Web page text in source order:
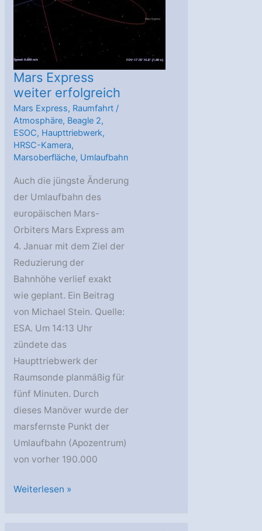
Mars Express
weiter erfolgreich
Mars Express, Raumfahrt /
Atmosphäre, Beagle 2,
ESOC, Haupttriebwerk,
HRSC-Kamera,
Marsoberfläche, Umlaufbahn
Auch die jüngste Änderung
der Umlaufbahn des
europäischen Mars-
Orbiters Mars Express am
4. Januar mit dem Ziel der
Reduzierung der
Bahnhöhe verlief exakt
wie geplant. Ein Beitrag
von Michael Stein. Quelle:
ESA. Um 14:13 Uhr
zündete das
Haupttriebwerk der
Raumsonde planmäßig für
fünf Minuten. Durch
dieses Manöver wurde der
marsfernste Punkt der
Umlaufbahn (Apozentrum)
von vorher 190.000
Mars
Weiterlesen »